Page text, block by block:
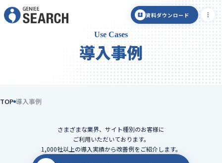
資料ダウンロード
Use Cases
導入事例
TOP 導入事例
さまざまな業界、サイト種別のお客様に
ご利用いただいております。
1,000社以上の導入実績から改善例をご紹介します。